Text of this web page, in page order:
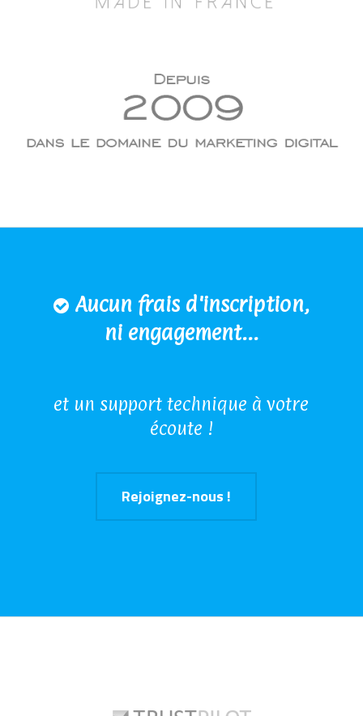
Aucun frais d'inscription,
ni engagement...
et un support technique à votre
écoute !
Rejoignez-nous !